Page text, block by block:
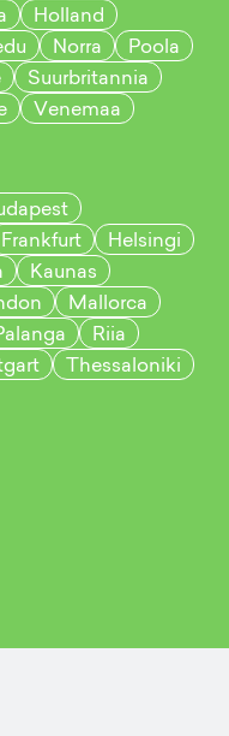
Holland
Norra
Poola
Suurbritannia
Venemaa
Frankfurt
Helsingi
Kaunas
Mallorca
Riia
Thessaloniki